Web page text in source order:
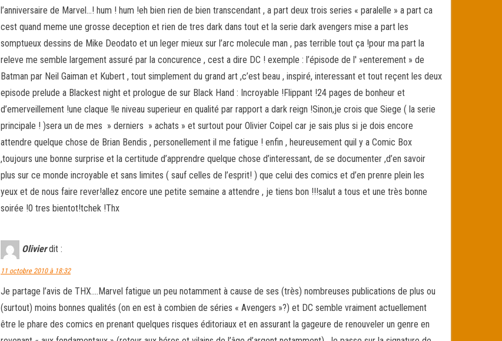
l’anniversaire de Marvel…! hum ! hum !eh bien rien de bien transcendant , a part deux trois series « paralelle » a part ca
cest quand meme une grosse deception et rien de tres dark dans tout et la serie dark avengers mise a part les
somptueux dessins de Mike Deodato et un leger mieux sur l’arc molecule man , pas terrible tout ça !pour ma part la
releve me semble largement assuré par la concurence , cest a dire DC ! exemple : l’épisode de l' »enterement » de
Batman par Neil Gaiman et Kubert , tout simplement du grand art ,c’est beau , inspiré, interessant et tout reçent les deux
episode prelude a Blackest night et prologue de sur Black Hand : Incroyable !Flippant !24 pages de bonheur et
d’emerveillement !une claque !le niveau superieur en qualité par rapport a dark reign !Sinon,je crois que Siege ( la serie
principale ! )sera un de mes » derniers » achats » et surtout pour Olivier Coipel car je sais plus si je dois encore
attendre quelque chose de Brian Bendis , personellement il me fatigue ! enfin , heureusement quil y a Comic Box
,toujours une bonne surprise et la certitude d’apprendre quelque chose d’interessant, de se documenter ,d’en savoir
plus sur ce monde incroyable et sans limites ( sauf celles de l’esprit! ) que celui des comics et d’en prenre plein les
yeux et de nous faire rever!allez encore une petite semaine a attendre , je tiens bon !!!salut a tous et une très bonne
soirée !0 tres bientot!tchek !Thx
Olivier dit :
11 octobre 2010 à 18:32
Je partage l’avis de THX….Marvel fatigue un peu notamment à cause de ses (très) nombreuses publications de plus ou
(surtout) moins bonnes qualités (on en est à combien de séries « Avengers »?) et DC semble vraiment actuellement
être le phare des comics en prenant quelques risques éditoriaux et en assurant la gageure de renouveler un genre en